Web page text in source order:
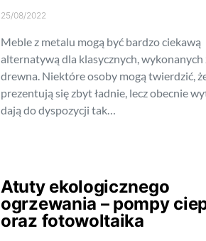
25/08/2022
Meble z metalu mogą być bardzo ciekawą
alternatywą dla klasycznych, wykonanych
drewna. Niektóre osoby mogą twierdzić,
prezentują się zbyt ładnie, lecz obecnie
dają do dyspozycji tak…
Atuty ekologicznego
ogrzewania – pompy
oraz fotowoltaika